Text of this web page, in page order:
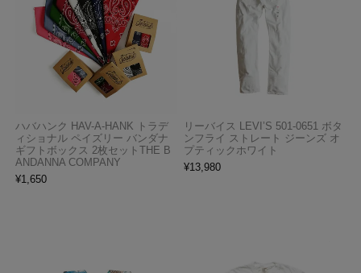
ハバハンク HAV-A-HANK トラデ
ィショナル ペイズリー バンダナ
ギフトボックス 2枚セットTHE B
ANDANNA COMPANY
¥1,650
リーバイス LEVI’S 501-0651 ボタ
ンフライ ストレート ジーンズ オ
プティックホワイト
¥13,980